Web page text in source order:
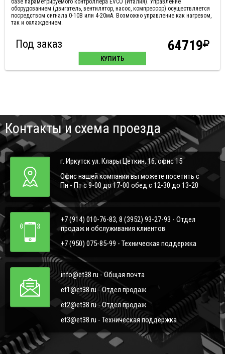
базе параметрируемого контроллера EVCO (Италия). Управление
оборудованием (двигатель, вентилятор, насос, компрессор) осуществляется
посредством сигнала 0-10В или 4-20мА. Возможно управление как нагревом,
так и охлаждением.
Под заказ 64719
КУПИТЬ
Контакты и схема проезда
г. Иркутск ул. Клары Цеткин, 16, офис 15
Офис нашей компании вы можете посетить с
Пн - Пт с 9-00 до 17-00 обед с 12-30 до 13-20
+7 (914) 010-76-83, 8 (3952) 93-27-93 - Отдел
продаж и обслуживания клиентов
+7 (950) 075-85-99 - Техническая поддержка
info@et38.ru - Общая почта
et1@et38.ru - Отдел продаж
et2@et38.ru - Отдел продаж
et3@et38.ru - Техническая поддержка